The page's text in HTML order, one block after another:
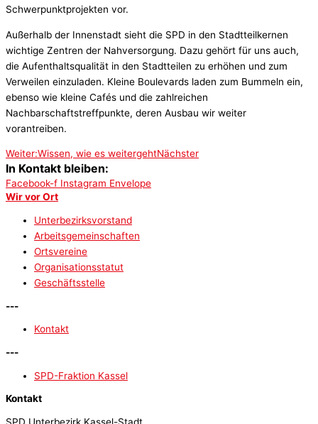
Schwerpunktprojekten vor.
Außerhalb der Innenstadt sieht die SPD in den Stadtteilkernen
wichtige Zentren der Nahversorgung. Dazu gehört für uns auch,
die Aufenthaltsqualität in den Stadtteilen zu erhöhen und zum
Verweilen einzuladen. Kleine Boulevards laden zum Bummeln ein,
ebenso wie kleine Cafés und die zahlreichen
Nachbarschaftstreffpunkte, deren Ausbau wir weiter
vorantreiben.
Weiter:Wissen, wie es weitergehtNächster
In Kontakt bleiben:
Facebook-f Instagram Envelope
Wir vor Ort
Unterbezirksvorstand
Arbeitsgemeinschaften
Ortsvereine
Organisationsstatut
Geschäftsstelle
---
Kontakt
---
SPD-Fraktion Kassel
Kontakt